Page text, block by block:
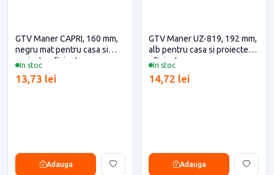
In stoc
GTV Maner CAPRI, 160 mm,
negru mat pentru casa si
proiecte eficiente
13,73 lei
Adauga
In stoc
GTV Maner UZ-819, 192 mm,
alb pentru casa si proiecte
eficiente
14,72 lei
Adauga